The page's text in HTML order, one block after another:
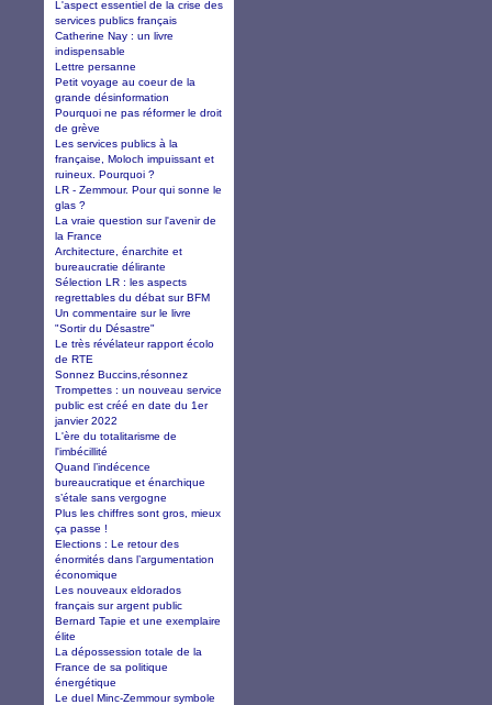
L'aspect essentiel de la crise des
services publics français
Catherine Nay : un livre
indispensable
Lettre persanne
Petit voyage au coeur de la
grande désinformation
Pourquoi ne pas réformer le droit
de grève
Les services publics à la
française, Moloch impuissant et
ruineux. Pourquoi ?
LR - Zemmour. Pour qui sonne le
glas ?
La vraie question sur l'avenir de
la France
Architecture, énarchite et
bureaucratie délirante
Sélection LR : les aspects
regrettables du débat sur BFM
Un commentaire sur le livre
"Sortir du Désastre"
Le très révélateur rapport écolo
de RTE
Sonnez Buccins,résonnez
Trompettes : un nouveau service
public est créé en date du 1er
janvier 2022
L'ère du totalitarisme de
l'imbécillité
Quand l’indécence
bureaucratique et énarchique
s’étale sans vergogne
Plus les chiffres sont gros, mieux
ça passe !
Elections : Le retour des
énormités dans l’argumentation
économique
Les nouveaux eldorados
français sur argent public
Bernard Tapie et une exemplaire
élite
La dépossession totale de la
France de sa politique
énergétique
Le duel Minc-Zemmour symbole